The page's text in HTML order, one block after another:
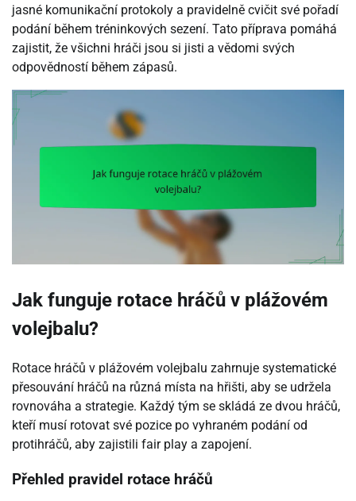
jasné komunikační protokoly a pravidelně cvičit své pořadí
podání během tréninkových sezení. Tato příprava pomáhá
zajistit, že všichni hráči jsou si jisti a vědomi svých
odpovědností během zápasů.
Jak funguje rotace hráčů v plážovém
volejbalu?
Rotace hráčů v plážovém volejbalu zahrnuje systematické
přesouvání hráčů na různá místa na hřišti, aby se udržela
rovnováha a strategie. Každý tým se skládá ze dvou hráčů,
kteří musí rotovat své pozice po vyhraném podání od
protihráčů, aby zajistili fair play a zapojení.
Přehled pravidel rotace hráčů